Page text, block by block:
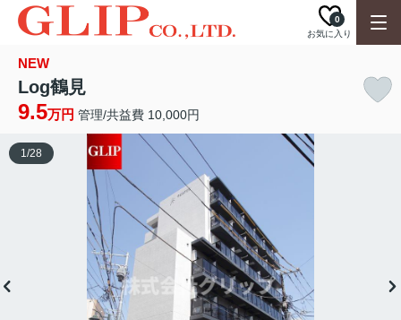
お気に入り
0
NEW
Log鶴見
9.5万円 管理/共益費 10,000円
1/28